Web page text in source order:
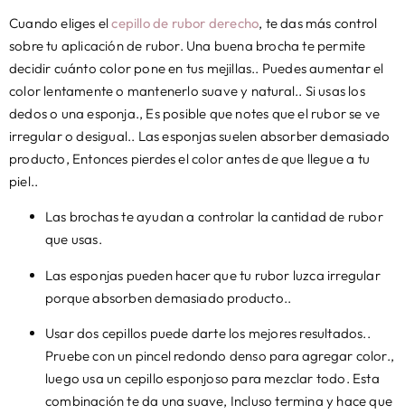
Cuando eliges elcepillo de rubor derecho, te das más control
sobre tu aplicación de rubor. Una buena brocha te permite
decidir cuánto color pone en tus mejillas.. Puedes aumentar el
color lentamente o mantenerlo suave y natural.. Si usas los
dedos o una esponja., Es posible que notes que el rubor se ve
irregular o desigual.. Las esponjas suelen absorber demasiado
producto, Entonces pierdes el color antes de que llegue a tu
piel..
Las brochas te ayudan a controlar la cantidad de rubor
que usas.
Las esponjas pueden hacer que tu rubor luzca irregular
porque absorben demasiado producto..
Usar dos cepillos puede darte los mejores resultados..
Pruebe con un pincel redondo denso para agregar color.,
luego usa un cepillo esponjoso para mezclar todo. Esta
combinación te da una suave, Incluso termina y hace que